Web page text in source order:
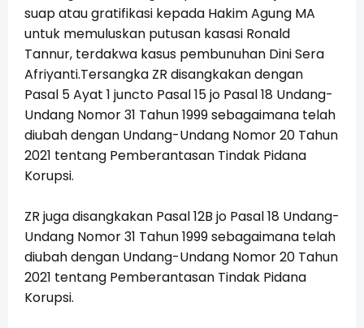
suap atau gratifikasi kepada Hakim Agung MA
untuk memuluskan putusan kasasi Ronald
Tannur, terdakwa kasus pembunuhan Dini Sera
Afriyanti.Tersangka ZR disangkakan dengan
Pasal 5 Ayat 1 juncto Pasal 15 jo Pasal 18 Undang-
Undang Nomor 31 Tahun 1999 sebagaimana telah
diubah dengan Undang-Undang Nomor 20 Tahun
2021 tentang Pemberantasan Tindak Pidana
Korupsi.
ZR juga disangkakan Pasal 12B jo Pasal 18 Undang-
Undang Nomor 31 Tahun 1999 sebagaimana telah
diubah dengan Undang-Undang Nomor 20 Tahun
2021 tentang Pemberantasan Tindak Pidana
Korupsi.